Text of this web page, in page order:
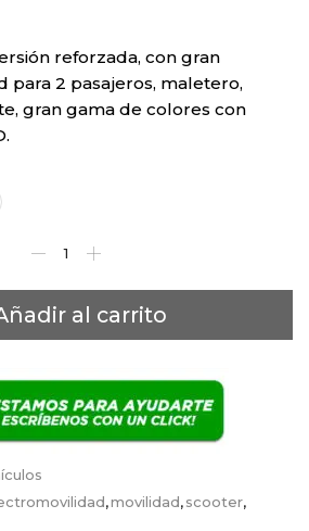
reforzada, con gran
para 2 pasajeros, maletero,
gran gama de colores con
al carrito
,movilidad,scooter,